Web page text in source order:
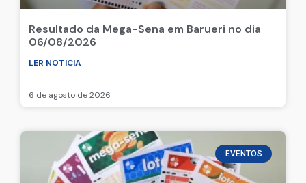
Resultado da Mega-Sena em Barueri no dia
06/08/2026
LER NOTICIA
6 de agosto de 2026
EVENTOS